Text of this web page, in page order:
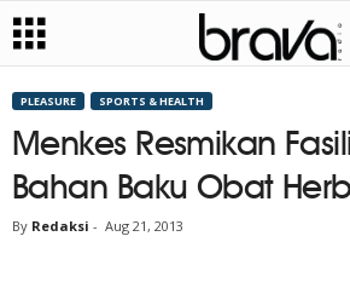
PLEASURE SPORTS & HEALTH
Menkes Resmikan
Bahan Baku Obat
By Redaksi - Aug 21, 2013